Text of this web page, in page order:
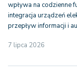
wpływa na codzienne
integracja urządzeń
przepływ informacji i
7 lipca 2026